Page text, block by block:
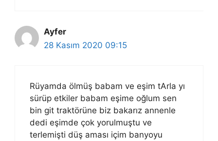
Ayfer
28 Kasım 2020 09:15
Rüyamda ölmüş babam ve eşim tArla yı
sürüp etkiler babam eşime oğlum sen
bin git traktörüne biz bakarız annenle
dedi eşimde çok yorulmuştu ve
terlemişti düş aması içim banyoyu